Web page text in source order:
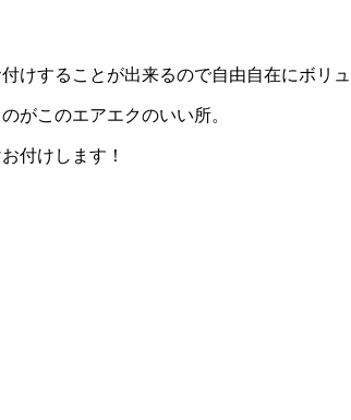
けすることが出来るので自由自在にボリュ
がこのエアエクのいい所。
付けします！